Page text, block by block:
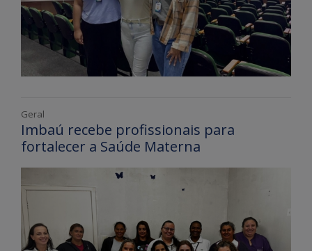
Geral
Imbaú recebe profissionais para
fortalecer a Saúde Materna